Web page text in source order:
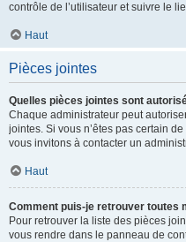
contrôle de l’utilisateur et suivre le
Haut
Pièces jointes
Quelles pièces jointes sont
Chaque administrateur peut
jointes. Si vous n’êtes pas certain
vous invitons à contacter un
Haut
Comment puis-je retrouver toutes
Pour retrouver la liste des pièces
vous rendre dans le panneau de